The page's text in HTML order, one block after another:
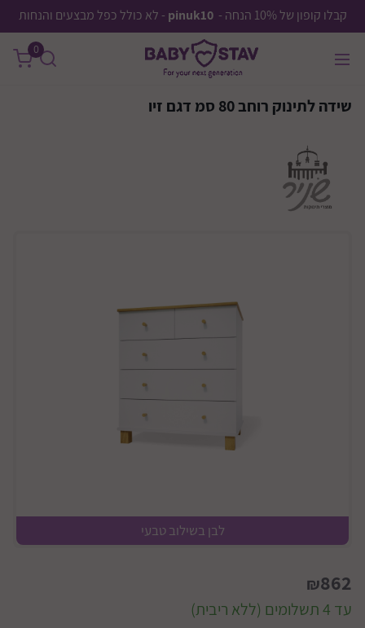
קבלו קופון של 10% הנחה - pinuk10 - לא כולל כפל מבצעים והנחות
0
שידה לתינוק רוחב 80 סמ דגם זיו
לבן בשילוב טבעי
₪862
עד 4 תשלומים (ללא ריבית)